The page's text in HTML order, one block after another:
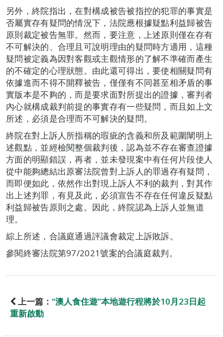
另外，終院指出，在對構成被告被指控的犯罪的事實是
否屬實存有疑問的情況下，法院應根據疑點利益歸被告
原則裁定被告無罪。然而，要注意，上述原則僅在存有
不可解決的、合理且可說明理由的疑問時方適用，這種
疑問被定義為因對客觀或主觀情形的了解不準確而產生
的不確定的心理狀態。由此還可得出，要使相關疑問有
依據進而不得不開釋被告，僅僅有不同甚至相矛盾的事
實版本是不夠的，而是要求面對所提出的證據，審判者
內心就構成裁判前提的事實存有一些疑問，而且如上文
所述，必須是合理而不可解決的疑問。
終院在對上訴人所指稱的瑕疵的含義和所及範圍闡明上
述觀點，並經檢閱整個裁判後，認為並不存在審查證據
方面的明顯錯誤，再者，並未發現案中有任何片段使人
從中能夠總結出原審法院曾對上訴人的罪過存有疑問，
而即便如此，依然作出對現上訴人不利的裁判，對其作
出上述判罪，有見及此，必須宣告不存在任何違反疑點
利益歸被告原則之處。因此，終院認為上訴人並無道
理。
綜上所述，合議庭通過評議會裁定上訴敗訴。
參閱終審法院第97/2021號案的合議庭裁判。
上一篇： “澳人食住遊”本地遊行程將於10月23日起
重新啟動